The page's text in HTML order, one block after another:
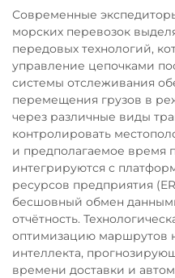
Современные
морских перевозок
передовых технологий,
управление цепочками
системы отслеживания
перемещения грузов в
через различные виды
контролировать
и предполагаемое время
интегрируются с
ресурсов предприятия
бесшовный обмен
отчётность.
оптимизацию маршрутов
интеллекта,
времени доставки и